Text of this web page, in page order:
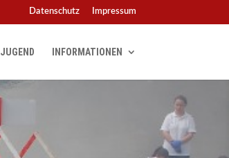
Datenschutz Impressum
JUGEND INFORMATIONEN